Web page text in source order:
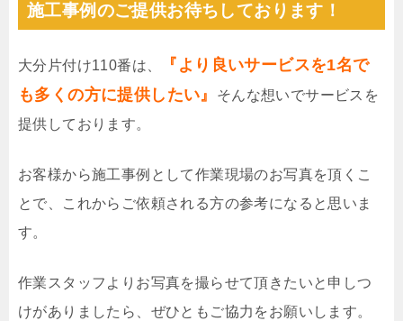
施工事例のご提供お待ちしております！
大分片付け110番は、
『より良いサービスを1名で
も多くの方に提供したい』
そんな想いでサービスを
提供しております。
お客様から施工事例として作業現場のお写真を頂くこ
とで、これからご依頼される方の参考になると思いま
す。
作業スタッフよりお写真を撮らせて頂きたいと申しつ
けがありましたら、ぜひともご協力をお願いします。